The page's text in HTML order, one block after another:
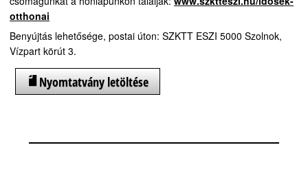
otthonai
Benyújtás lehetősége, postai úton: SZKTT ESZI 5000 Szolnok,
Vízpart körút 3.
Nyomtatvány letöltése